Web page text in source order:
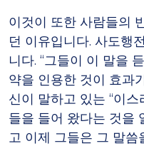
이것이 또한 사람들의
던 이유입니다. 사도행
니다. “그들이 이 말을
약을 인용한 것이 효과
신이 말하고 있는 “이
들을 들어 왔다는 것을
고 이제 그들은 그 말씀